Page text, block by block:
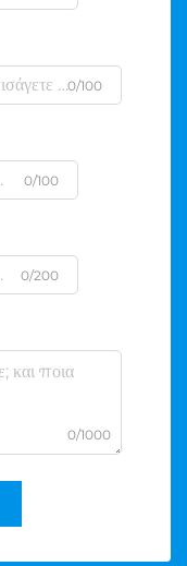
0/100
0/100
0/200
0/1000